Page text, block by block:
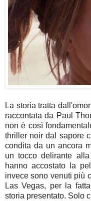
La storia tratta
raccontata da Paul
non è così
thriller noir dal sapore
condita da un ancora
un tocco delirante
hanno accostato la
invece sono venuti più
Las Vegas, per la
storia presentato. Solo